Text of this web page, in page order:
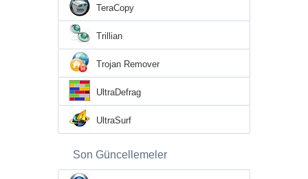
TeraCopy
Trillian
Trojan Remover
UltraDefrag
UltraSurf
Son Güncellemeler